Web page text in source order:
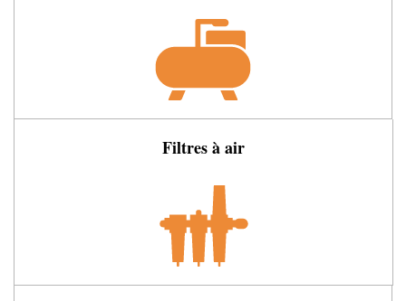
Filtres à air